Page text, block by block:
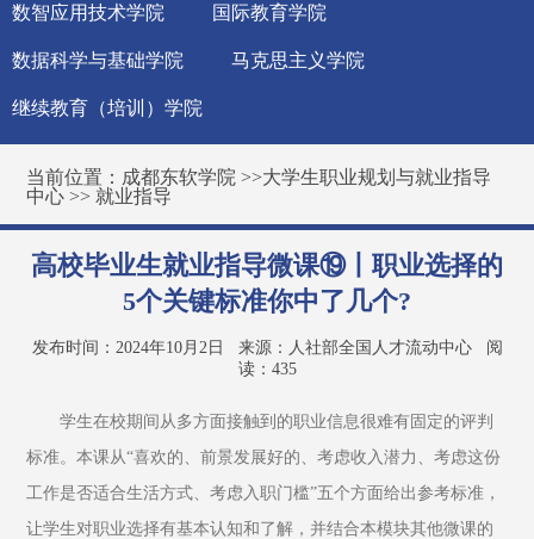
数智应用技术学院 国际教育学院
数据科学与基础学院 马克思主义学院
继续教育（培训）学院
当前位置： 成都东软学院 >>大学生职业规划与就业指导
中心 >> 就业指导
高校毕业生就业指导微课⑲丨职业选择的
5个关键标准你中了几个?
发布时间：2024年10月2日 来源：人社部全国人才流动中心阅
读： 435
学生在校期间从多方面接触到的职业信息很难有固定的评判
标准。本课从“喜欢的、前景发展好的、考虑收入潜力、考虑这份
工作是否适合生活方式、考虑入职门槛”五个方面给出参考标准，
让学生对职业选择有基本认知和了解，并结合本模块其他微课的